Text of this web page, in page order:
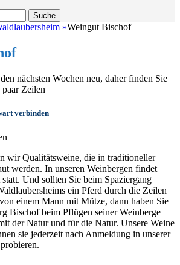
»Weingut Bischof
nächsten Wochen neu, daher finden Sie
Zeilen
verbinden
wir Qualitätsweine, die in traditioneller
werden. In unseren Weinbergen findet
Und sollten Sie beim Spaziergang
ein Pferd durch die Zeilen
einem Mann mit Mütze, dann haben Sie
Bischof beim Pflügen seiner Weinberge
der Natur und für die Natur. Unsere Weine
sie jederzeit nach Anmeldung in unserer